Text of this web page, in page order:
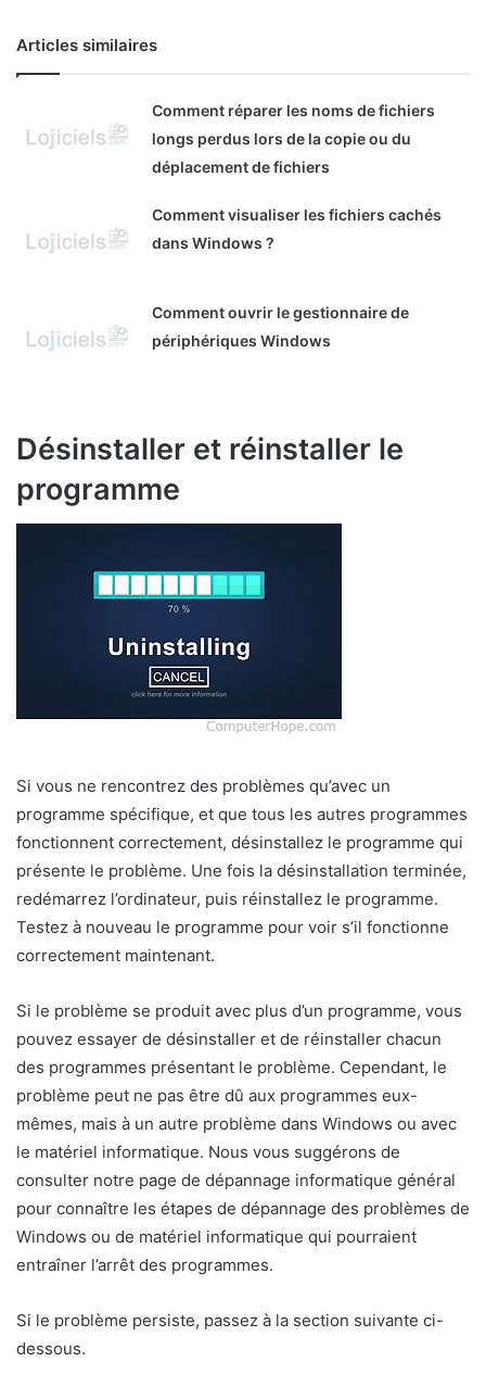
Articles similaires
Comment réparer les noms de fichiers
longs perdus lors de la copie ou du
déplacement de fichiers
Comment visualiser les fichiers cachés
dans Windows ?
Comment ouvrir le gestionnaire de
périphériques Windows
Désinstaller et réinstaller le
programme
Si vous ne rencontrez des problèmes qu’avec un
programme spécifique, et que tous les autres programmes
fonctionnent correctement, désinstallez le programme qui
présente le problème. Une fois la désinstallation terminée,
redémarrez l’ordinateur, puis réinstallez le programme.
Testez à nouveau le programme pour voir s’il fonctionne
correctement maintenant.
Si le problème se produit avec plus d’un programme, vous
pouvez essayer de désinstaller et de réinstaller chacun
des programmes présentant le problème. Cependant, le
problème peut ne pas être dû aux programmes eux-
mêmes, mais à un autre problème dans Windows ou avec
le matériel informatique. Nous vous suggérons de
consulter notre page de dépannage informatique général
pour connaître les étapes de dépannage des problèmes de
Windows ou de matériel informatique qui pourraient
entraîner l’arrêt des programmes.
Si le problème persiste, passez à la section suivante ci-
dessous.